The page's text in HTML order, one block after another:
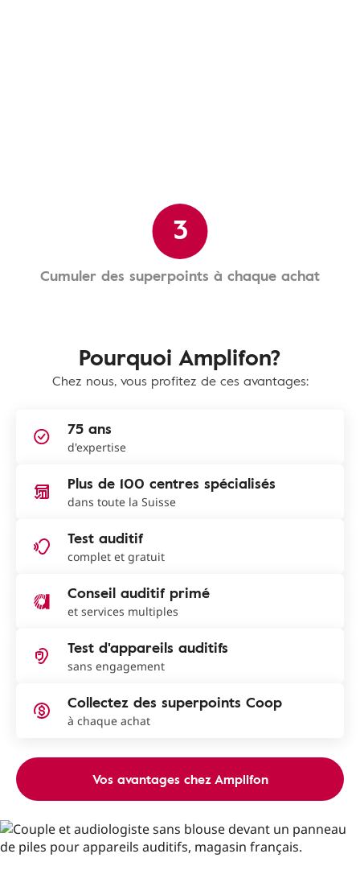
3
Cumuler des superpoints à chaque achat
Pourquoi Amplifon?
Chez nous, vous profitez de ces avantages:
75 ans
d'expertise
Plus de 100 centres spécialisés
dans toute la Suisse
Test auditif
complet et gratuit
Conseil auditif primé
et services multiples
Test d'appareils auditifs
sans engagement
Collectez des superpoints Coop
à chaque achat
Vos avantages chez Amplifon